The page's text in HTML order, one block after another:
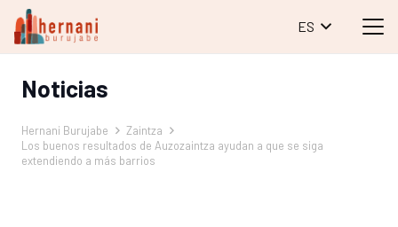
ES
Noticias
Hernani Burujabe
Zaintza
Los buenos resultados de Auzozaintza ayudan a que se siga
extendiendo a más barrios